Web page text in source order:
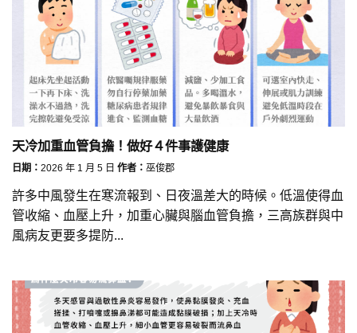
天冷加重血管負擔！做好４件事護健康
日期： 2026 年 1 月 5 日 作者： 巫俊郡
許多中風發生在寒流報到、日夜溫差大的時候。低溫使得血
管收縮、血壓上升，加重心臟與腦血管負擔，三高族群與中
風病友更要多提防...